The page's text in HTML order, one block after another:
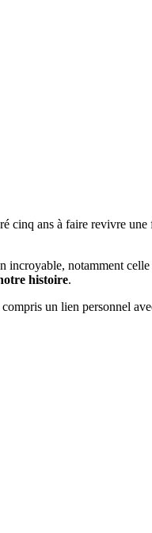
cinq ans à faire revivre
incroyable, notamment
histoire.
un lien personnel